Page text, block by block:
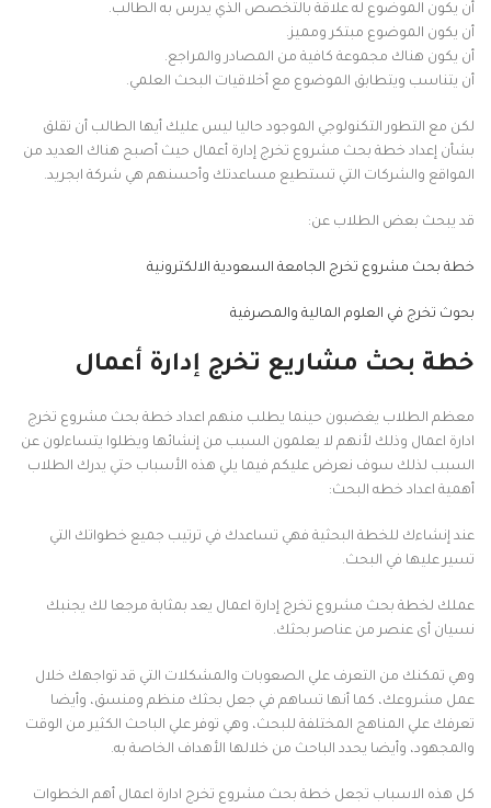
أن يكون الموضوع له علاقة بالتخصص الذي يدرس به الطالب.
أن يكون الموضوع مبتكر ومميز.
أن يكون هناك مجموعة كافية من المصادر والمراجع.
أن يتناسب ويتطابق الموضوع مع أخلاقيات البحث العلمي.
لكن مع التطور التكنولوجي الموجود حاليا ليس عليك أيها الطالب أن تقلق
بشأن إعداد خطة بحث مشروع تخرج إدارة أعمال حيث أصبح هناك العديد من
المواقع والشركات التي تستطيع مساعدتك وأحسنهم هي شركة ابجريد.
قد يبحث بعض الطلاب عن:
خطة بحث مشروع تخرج الجامعة السعودية الالكترونية
بحوث تخرج في العلوم المالية والمصرفية
خطة بحث مشاريع تخرج إدارة أعمال
معظم الطلاب يغضبون حينما يطلب منهم اعداد خطة بحث مشروع تخرج
ادارة اعمال وذلك لأنهم لا يعلمون السبب من إنشائها ويظلوا يتساءلون عن
السبب لذلك سوف نعرض عليكم فيما يلي هذه الأسباب حتي يدرك الطلاب
أهمية اعداد خطه البحث:
عند إنشاءك للخطة البحثية فهي تساعدك في ترتيب جميع خطواتك التي
تسير عليها في البحث.
عملك لخطة بحث مشروع تخرج إدارة اعمال يعد بمثابة مرجعا لك يجنبك
نسيان أى عنصر من عناصر بحثك.
وهي تمكنك من التعرف علي الصعوبات والمشكلات التي قد تواجهك خلال
عمل مشروعك، كما أنها تساهم في جعل بحثك منظم ومنسق، وأيضا
تعرفك علي المناهج المختلفة للبحث، وهي توفر علي الباحث الكثير من الوقت
والمجهود، وأيضا يحدد الباحث من خلالها الأهداف الخاصة به.
كل هذه الاسباب تجعل خطة بحث مشروع تخرج ادارة اعمال أهم الخطوات